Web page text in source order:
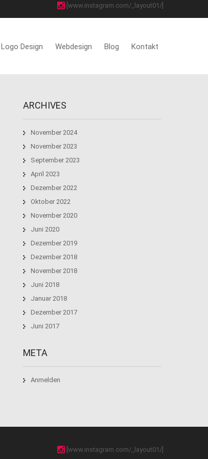
[www.instagram.com/_layout01/]
Logo Design Webdesign Blog Kontakt
ARCHIVES
November 2024
November 2023
September 2023
April 2023
Dezember 2022
Oktober 2022
November 2020
Juni 2020
Dezember 2019
Dezember 2018
November 2018
Juni 2018
Januar 2018
Dezember 2017
Juni 2017
META
Anmelden
[www.instagram.com/_layout01/]